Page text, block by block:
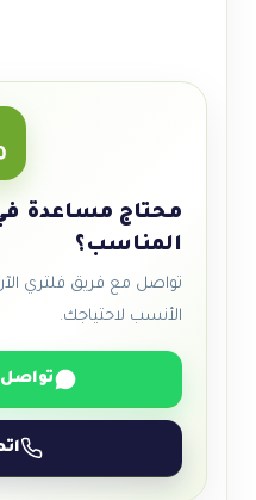
محتاج مساعدة في
المناسب؟
تواصل مع فريق فلتري
الأنسب لاحتياجك.